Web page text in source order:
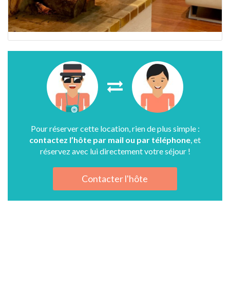
Pour réserver cette location, rien de plus simple :
contactez l’hôte par mail ou par téléphone, et
réservez avec lui directement votre séjour !
Contacter l'hôte